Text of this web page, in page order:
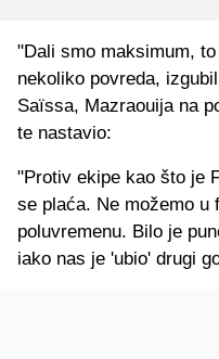
"Dali smo maksimum,
nekoliko povreda,
Saïssa, Mazraouija na
te nastavio:
"Protiv ekipe kao što je
se plaća. Ne možemo u
poluvremenu. Bilo je
iako nas je 'ubio' drugi